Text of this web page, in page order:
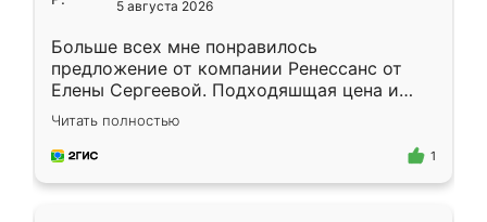
5 августа 2026
Больше всех мне понравилось
предложение от компании Ренессанс от
Елены Сергеевой. Подходяшщая цена и
короткие сроки изготовления. Приехавший
для замера сотрудник Владислав
предложил по моему эскизу самый
Читать полностью
1